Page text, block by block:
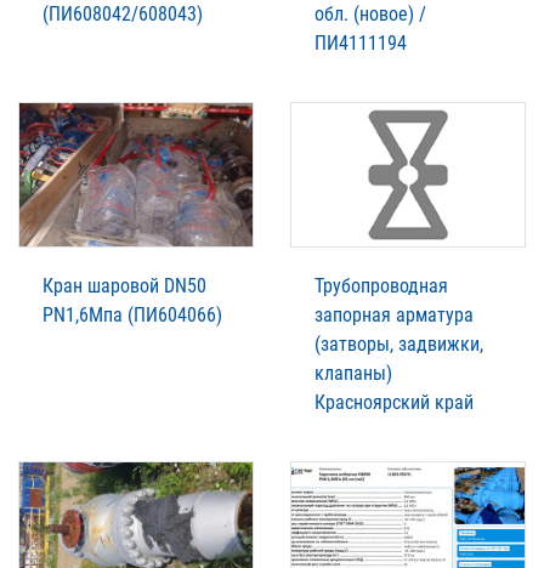
(ПИ608042/608043)
обл. (новое) /
ПИ4111194
Кран шаровой DN50
PN1,6Мпа (ПИ604066)
Трубопроводная
запорная арматура
(затворы, задвижки,
клапаны)
Красноярский край